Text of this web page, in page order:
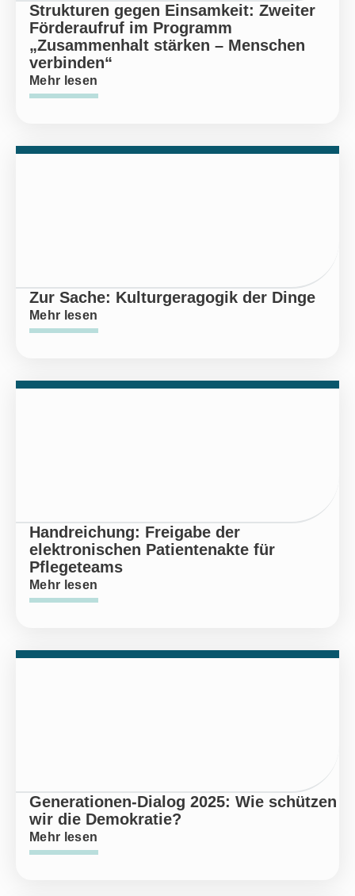
Strukturen gegen Einsamkeit: Zweiter
Förderaufruf im Programm
„Zusammenhalt stärken – Menschen
verbinden“
Mehr lesen
Zur Sache: Kulturgeragogik der Dinge
Mehr lesen
Handreichung: Freigabe der
elektronischen Patientenakte für
Pflegeteams
Mehr lesen
Generationen-Dialog 2025: Wie schützen
wir die Demokratie?
Mehr lesen